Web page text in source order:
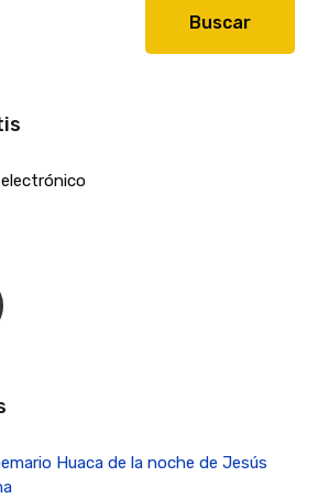
Buscar
Huaca de la noche de Jesús